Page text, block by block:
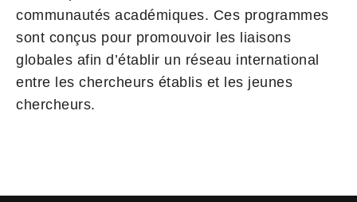
communautés académiques. Ces programmes
sont conçus pour promouvoir les liaisons
globales afin d’établir un réseau international
entre les chercheurs établis et les jeunes
chercheurs.